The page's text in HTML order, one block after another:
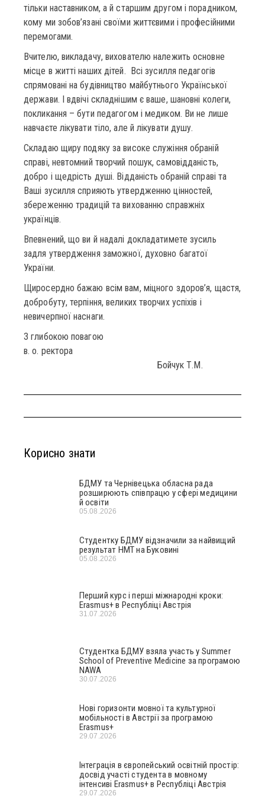
тільки наставником, а й старшим другом і порадником,
кому ми зобов’язані своїми життєвими і професійними
перемогами.
Вчителю, викладачу, вихователю належить основне
місце в житті наших дітей. Всі зусилля педагогів
спрямовані на будівництво майбутнього Української
держави. І вдвічі складнішим є ваше, шановні колеги,
покликання – бути педагогом і медиком. Ви не лише
навчаєте лікувати тіло, але й лікувати душу.
Cкладаю щиру подяку за високе служіння обраній
справі, невтомний творчий пошук, самовідданість,
добро і щедрість душі. Відданість обраній справі та
Ваші зусилля сприяють утвердженню цінностей,
збереженню традицій та вихованню справжніх
українців.
Впевнений, що ви й надалі докладатимете зусиль
задля утвердження заможної, духовно багатої
України.
Щиросердно бажаю всім вам, міцного здоров’я, щастя,
добробуту, терпіння, великих творчих успіхів і
невичерпної наснаги.
З глибокою повагою
в. о. ректора
Бойчук Т.М.
Корисно знати
БДМУ та Чернівецька обласна рада
розширюють співпрацю у сфері медицини
й освіти
05.08.2026
Студентку БДМУ відзначили за найвищий
результат НМТ на Буковині
05.08.2026
Перший курс і перші міжнародні кроки:
Erasmus+ в Республіці Австрія
31.07.2026
Студентка БДМУ взяла участь у Summer
School of Preventive Medicine за програмою
NAWA
30.07.2026
Нові горизонти мовної та культурної
мобільності в Австрії за програмою
Erasmus+
29.07.2026
Інтеграція в європейський освітній простір:
досвід участі студента в мовному
інтенсиві Erasmus+ в Республіці Австрія
29.07.2026